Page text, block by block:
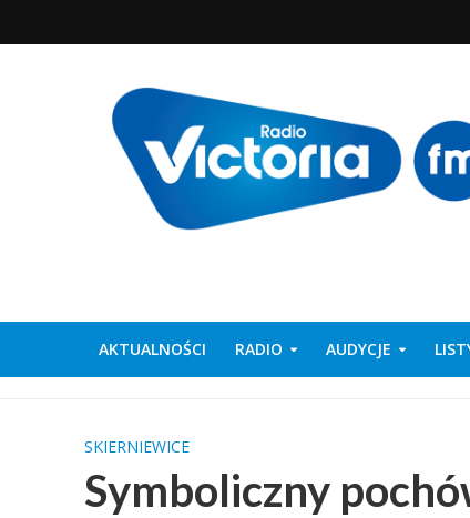
AKTUALNOŚCI RADIO AUDYCJE
SKIERNIEWICE
Symboliczny